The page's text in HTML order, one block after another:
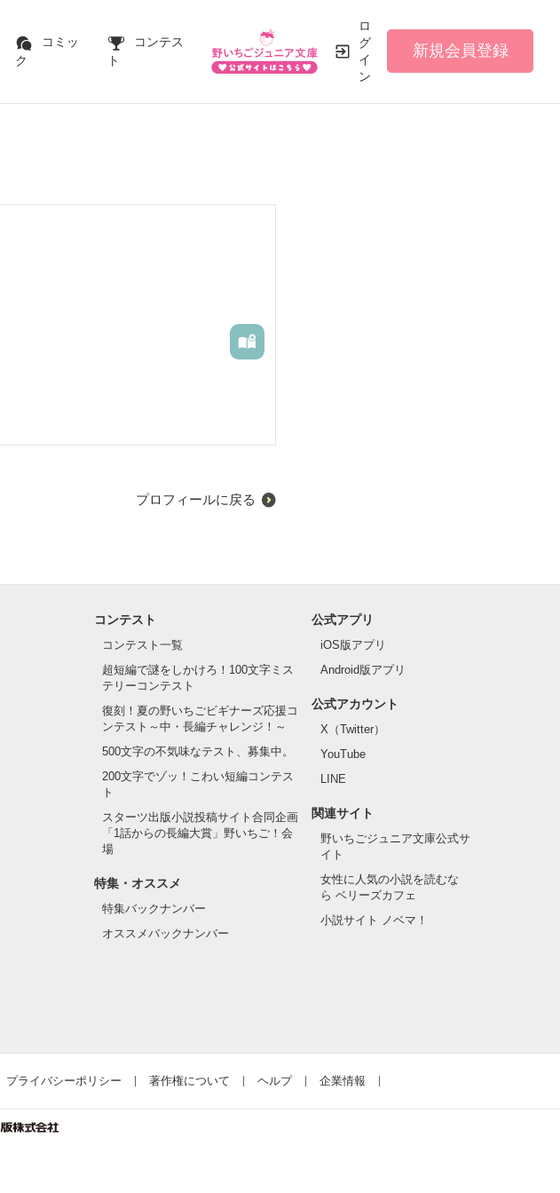
コミッ
ク
コンテス
ト
ロ
グ
イ
ン
新規会員登録
プロフィールに戻る
コンテスト
コンテスト一覧
超短編で謎をしかけろ！100文字ミス
テリーコンテスト
復刻！夏の野いちごビギナーズ応援コ
ンテスト～中・長編チャレンジ！～
500文字の不気味なテスト、募集中。
200文字でゾッ！こわい短編コンテス
ト
スターツ出版小説投稿サイト合同企画
「1話からの長編大賞」野いちご！会
場
特集・オススメ
特集バックナンバー
オススメバックナンバー
公式アプリ
iOS版アプリ
Android版アプリ
公式アカウント
X（Twitter）
YouTube
LINE
関連サイト
野いちごジュニア文庫公式サ
イト
女性に人気の小説を読むな
ら ベリーズカフェ
小説サイト ノベマ！
プライバシーポリシー 著作権について ヘルプ 企業情報